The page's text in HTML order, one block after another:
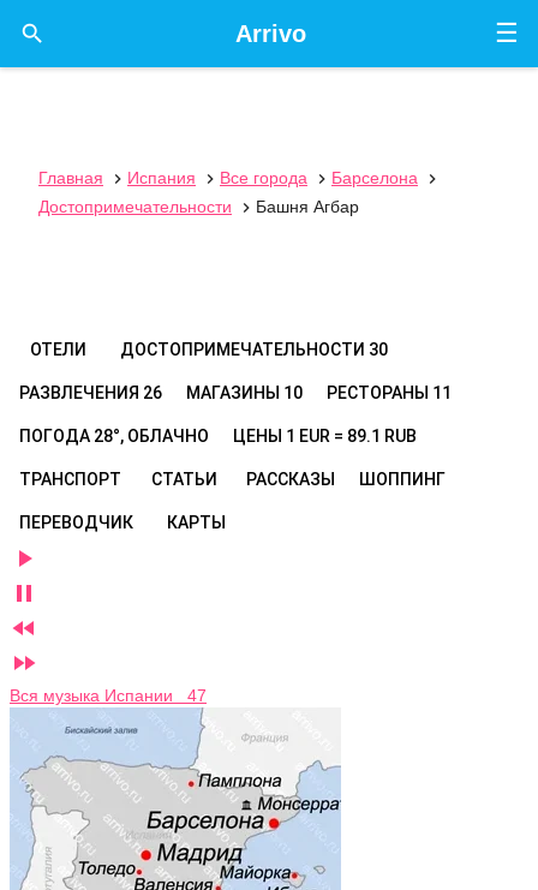
☰
Arrivo

Главная  Испания  Все города  Барселона

Достопримечательности
 Башня Агбар
ОТЕЛИ ДОСТОПРИМЕЧАТЕЛЬНОСТИ 30
РАЗВЛЕЧЕНИЯ 26 МАГАЗИНЫ 10 РЕСТОРАНЫ 11
ПОГОДА 28°, ОБЛАЧНО ЦЕНЫ 1 EUR = 89.1 RUB
ТРАНСПОРТ СТАТЬИ РАССКАЗЫ ШОППИНГ
ПЕРЕВОДЧИК КАРТЫ




Вся музыка Испании 47